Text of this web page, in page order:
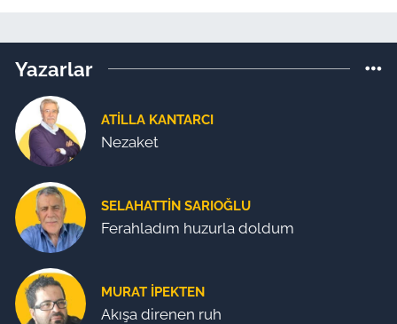
Yazarlar
ATILLA KANTARCI
Nezaket
SELAHATTIN SARIOĞLU
Ferahladım huzurla doldum
MURAT İPEKTEN
Akışa direnen ruh